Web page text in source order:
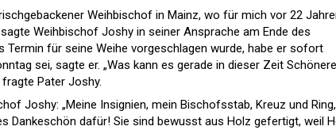
Weihbischof in Mainz, wo für mich vor 22
Weihbischof Joshy in seiner Ansprache am Ende des
Termin für seine Weihe vorgeschlagen wurde, habe er sofort
sei, sagte er. „Was kann es gerade in dieser Zeit
fragte Pater Joshy.
Joshy: „Meine Insignien, mein Bischofsstab, Kreuz und
Dankeschön dafür! Sie sind bewusst aus Holz gefertigt, weil